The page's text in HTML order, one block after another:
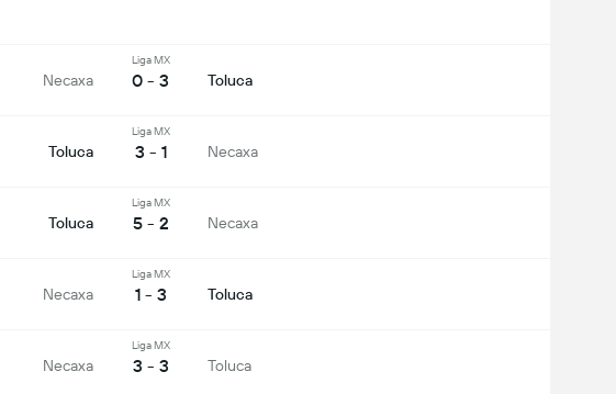
Necaxa
Liga MX
0 - 3 Toluca
Toluca
Liga MX
3 - 1 Necaxa
Toluca
Liga MX
5 - 2 Necaxa
Necaxa
Liga MX
1 - 3 Toluca
Necaxa
Liga MX
3 - 3 Toluca